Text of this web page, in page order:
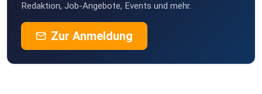
Redaktion, Job-Angebote, Events und mehr.
Zur Anmeldung